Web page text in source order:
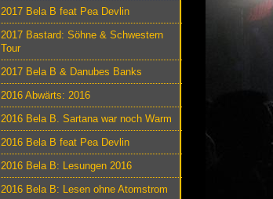
2017 Bela B feat Pea Devlin
2017 Bastard: Söhne & Schwestern
Tour
2017 Bela B & Danubes Banks
2016 Abwärts: 2016
2016 Bela B. Sartana war noch Warm
2016 Bela B feat Pea Devlin
2016 Bela B: Lesungen 2016
2016 Bela B: Lesen ohne Atomstrom